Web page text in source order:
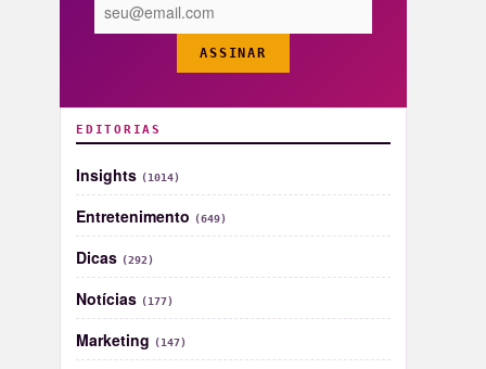
ASSINAR
EDITORIAS
Insights (1014)
Entretenimento (649)
Dicas (292)
Notícias (177)
Marketing (147)